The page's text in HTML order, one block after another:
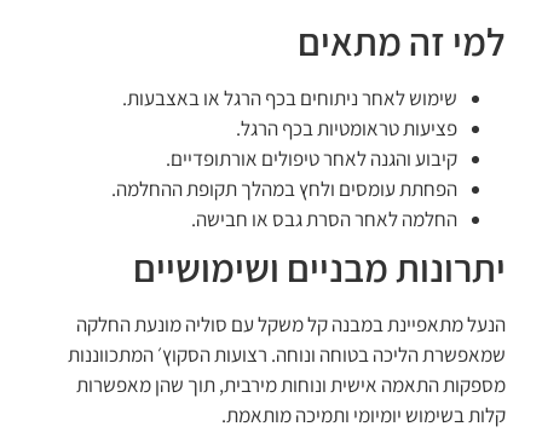
למי זה מתאים
שימוש לאחר ניתוחים בכף הרגל או באצבעות.
פציעות טראומטיות בכף הרגל.
קיבוע והגנה לאחר טיפולים אורתופדיים.
הפחתת עומסים ולחץ במהלך תקופת ההחלמה.
החלמה לאחר הסרת גבס או חבישה.
יתרונות מבניים ושימושיים
הנעל מתאפיינת במבנה קל משקל עם סוליה מונעת החלקה
שמאפשרת הליכה בטוחה ונוחה. רצועות הסקוץ׳ המתכווננות
מספקות התאמה אישית ונוחות מירבית, תוך שהן מאפשרות
קלות בשימוש יומיומי ותמיכה מותאמת.